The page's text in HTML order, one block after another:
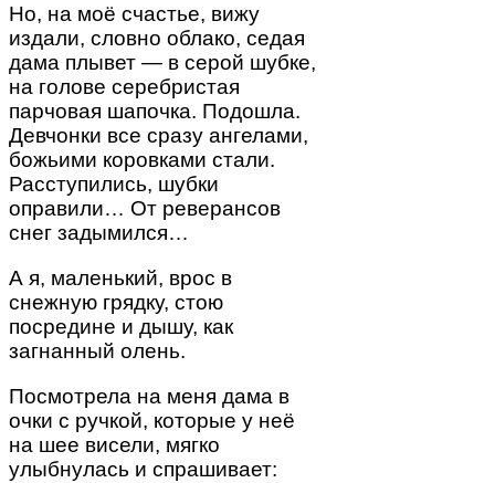
Но, на моё счастье, вижу
издали, словно облако, седая
дама плывет — в серой шубке,
на голове серебристая
парчовая шапочка. Подошла.
Девчонки все сразу ангелами,
божьими коровками стали.
Расступились, шубки
оправили… От реверансов
снег задымился…
А я, маленький, врос в
снежную грядку, стою
посредине и дышу, как
загнанный олень.
Посмотрела на меня дама в
очки с ручкой, которые у неё
на шее висели, мягко
улыбнулась и спрашивает: